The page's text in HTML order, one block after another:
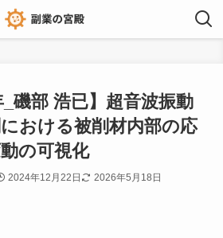
_磯部 浩已】超音波振動
おける被削材内部の応
の可視化
2024年12月22日 2026年5月18日